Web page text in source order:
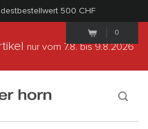
500 CHF
0
nur vom 7.8.bis 9.8.2026